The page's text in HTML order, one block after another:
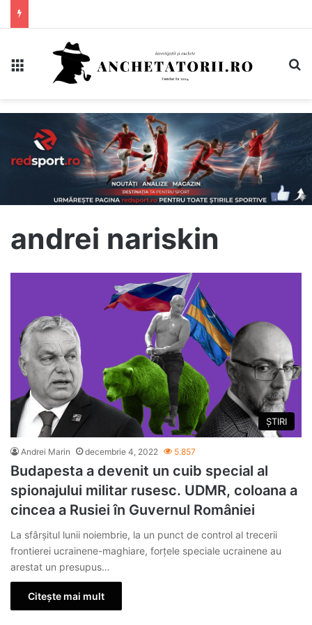
andrei nariskin
ȘTIRI
Andrei Marin decembrie 4, 2022 5.857
Budapesta a devenit un cuib special al
spionajului militar rusesc. UDMR, coloana a
cincea a Rusiei în Guvernul României
La sfârșitul lunii noiembrie, la un punct de control al trecerii
frontierei ucrainene-maghiare, forțele speciale ucrainene au
arestat un presupus…
Citește mai mult